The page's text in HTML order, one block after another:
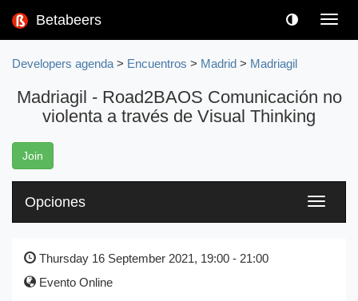
Betabeers
Developers agenda > Encuentros > Madrid > Madriagil
Madriagil - Road2BAOS Comunicación no
violenta a través de Visual Thinking
Join
Toggle
Opciones
Thursday 16 September 2021, 19:00 - 21:00
Evento Online